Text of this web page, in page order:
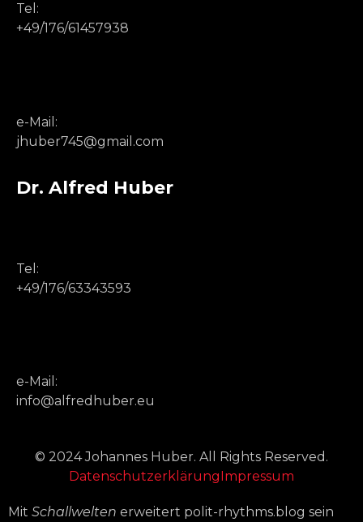
Tel:
+49/176/61457938
e-Mail:
jhuber745@gmail.com
Dr. Alfred Huber
Tel:
+49/176/63343593
e-Mail:
info@alfredhuber.eu
© 2024 Johannes Huber. All Rights Reserved.
DatenschutzerklärungImpressum
Mit Schallwelten erweitert polit-rhythms.blog sein